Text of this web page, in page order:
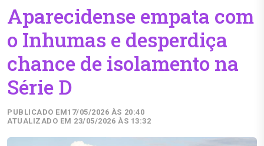
Aparecidense empata com
o Inhumas e desperdiça
chance de isolamento na
Série D
PUBLICADO EM17/05/2026 ÀS 20:40
ATUALIZADO EM 23/05/2026 ÀS 13:32